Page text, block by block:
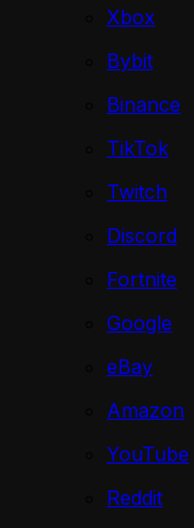
Xbox
Bybit
Binance
TikTok
Twitch
Discord
Fortnite
Google
eBay
Amazon
YouTube
Reddit